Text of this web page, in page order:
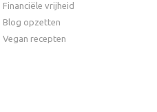
Financiële vrijheid
Blog opzetten
Vegan recepten